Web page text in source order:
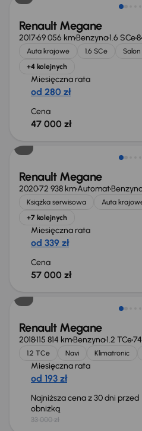
Renault Megane
201769 056 kmBenzyna1.6 SCe
Auta krajowe 1.6 SCe Salon
+4 kolejnych
Miesięczna rata
od 280 zł
Cena
47 000 zł
Renault Megane
202072 938 kmAutomat
Książka serwisowa Auta
+7 kolejnych
Miesięczna rata
od 339 zł
Cena
57 000 zł
Taniej o 500 zł
Renault Megane
2018115 814 kmBenzyna1.2 TCe
1.2 TCe Navi Klimatronic
Miesięczna rata
od 193 zł
Najniższa cena z 30 dni przed
obniżką
33 000 zł
Świeżo skupione